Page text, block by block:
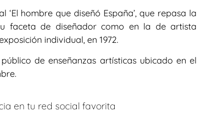
‘El hombre que diseñó España’, que repasa la
faceta de diseñador como en la de artista
individual, en 1972.
de enseñanzas artísticas ubicado en el
en tu red social favorita